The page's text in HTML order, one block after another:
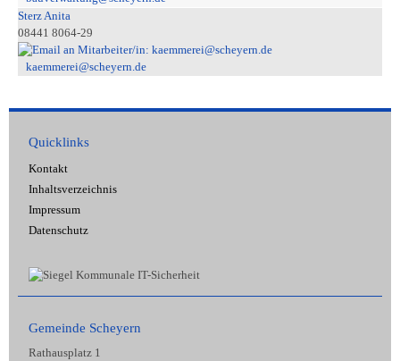
Sterz Anita
08441 8064-29
kaemmerei@scheyern.de
Quicklinks
Kontakt
Inhaltsverzeichnis
Impressum
Datenschutz
Gemeinde Scheyern
Rathausplatz 1